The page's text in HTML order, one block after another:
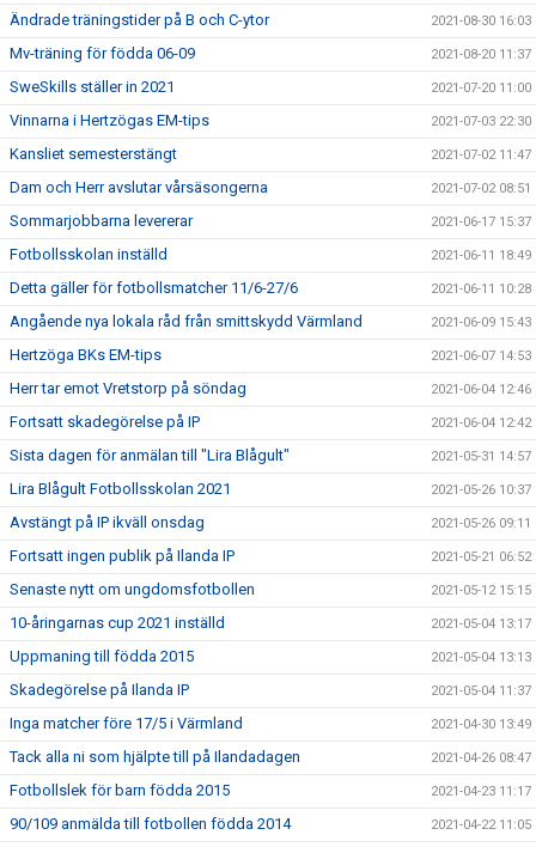
Ändrade träningstider på B och C-ytor 2021-08-30 16:03
Mv-träning för födda 06-09 2021-08-20 11:37
SweSkills ställer in 2021 2021-07-20 11:00
Vinnarna i Hertzögas EM-tips 2021-07-03 22:30
Kansliet semesterstängt 2021-07-02 11:47
Dam och Herr avslutar vårsäsongerna 2021-07-02 08:51
Sommarjobbarna levererar 2021-06-17 15:37
Fotbollsskolan inställd 2021-06-11 18:49
Detta gäller för fotbollsmatcher 11/6-27/6 2021-06-11 10:28
Angående nya lokala råd från smittskydd Värmland 2021-06-09 15:43
Hertzöga BKs EM-tips 2021-06-07 14:53
Herr tar emot Vretstorp på söndag 2021-06-04 12:46
Fortsatt skadegörelse på IP 2021-06-04 12:42
Sista dagen för anmälan till "Lira Blågult" 2021-05-31 14:57
Lira Blågult Fotbollsskolan 2021 2021-05-26 10:37
Avstängt på IP ikväll onsdag 2021-05-26 09:11
Fortsatt ingen publik på Ilanda IP 2021-05-21 06:52
Senaste nytt om ungdomsfotbollen 2021-05-12 15:15
10-åringarnas cup 2021 inställd 2021-05-04 13:17
Uppmaning till födda 2015 2021-05-04 13:13
Skadegörelse på Ilanda IP 2021-05-04 11:37
Inga matcher före 17/5 i Värmland 2021-04-30 13:49
Tack alla ni som hjälpte till på Ilandadagen 2021-04-26 08:47
Fotbollslek för barn födda 2015 2021-04-23 11:17
90/109 anmälda till fotbollen födda 2014 2021-04-22 11:05